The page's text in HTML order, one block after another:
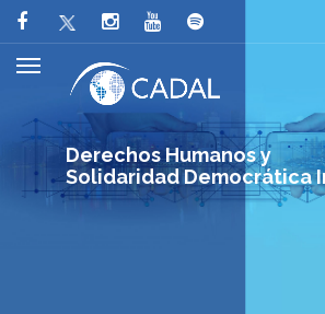
Derechos Humanos y
Solidaridad Democrática